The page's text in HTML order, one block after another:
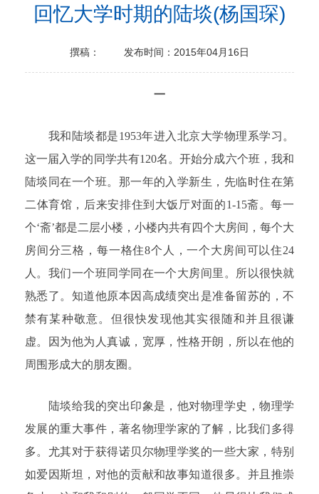
回忆大学时期的陆埮(杨国琛)
撰稿： 发布时间：2015年04月16日
一
我和陆埮都是1953年进入北京大学物理系学习。
这一届入学的同学共有120名。开始分成六个班，我和
陆埮同在一个班。那一年的入学新生，先临时住在第
二体育馆，后来安排住到大饭厅对面的1-15斋。每一
个‘斋’都是二层小楼，小楼内共有四个大房间，每个大
房间分三格，每一格住8个人，一个大房间可以住24
人。我们一个班同学同在一个大房间里。所以很快就
熟悉了。知道他原本因高成绩突出是准备留苏的，不
禁有某种敬意。但很快发现他其实很随和并且很谦
虚。因为他为人真诚，宽厚，性格开朗，所以在他的
周围形成大的朋友圈。
陆埮给我的突出印象是，他对物理学史，物理学
发展的重大事件，著名物理学家的了解，比我们多得
多。尤其对于获得诺贝尔物理学奖的一些大家，特别
如爱因斯坦，对他的贡献和故事知道很多。并且推崇